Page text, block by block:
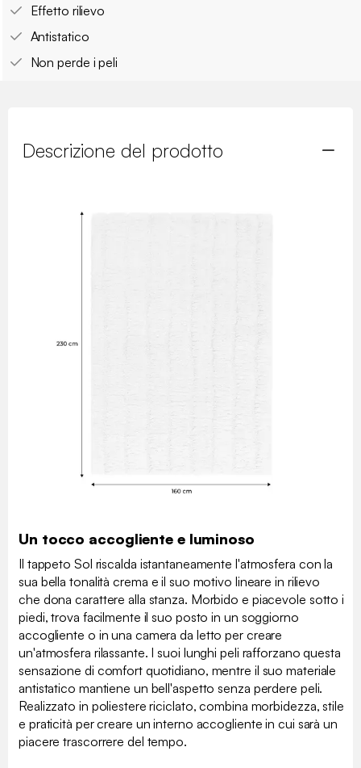
Effetto rilievo
Antistatico
Non perde i peli
Descrizione del prodotto
Un tocco accogliente e luminoso
Il tappeto Sol riscalda istantaneamente l'atmosfera con la
sua bella tonalità crema e il suo motivo lineare in rilievo
che dona carattere alla stanza. Morbido e piacevole sotto i
piedi, trova facilmente il suo posto in un soggiorno
accogliente o in una camera da letto per creare
un'atmosfera rilassante. I suoi lunghi peli rafforzano questa
sensazione di comfort quotidiano, mentre il suo materiale
antistatico mantiene un bell'aspetto senza perdere peli.
Realizzato in poliestere riciclato, combina morbidezza, stile
e praticità per creare un interno accogliente in cui sarà un
piacere trascorrere del tempo.